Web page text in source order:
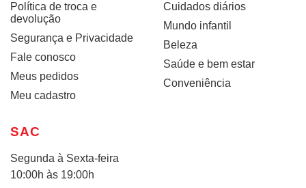
Política de troca e
devolução
Segurança e Privacidade
Fale conosco
Meus pedidos
Meu cadastro
Cuidados diários
Mundo infantil
Beleza
Saúde e bem estar
Conveniência
SAC
Segunda à Sexta-feira
10:00h às 19:00h